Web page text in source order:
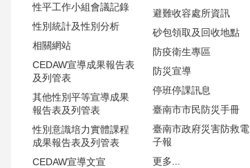
性平工作小組會議記錄
性別統計及性別分析
相關網站
CEDAW宣導成果報告表
及列管表
其他性別平等宣導成果
報告表及列管表
性別意識培力實體課程
成果報告表及列管表
CEDAW宣導文宣
避難收容處所資訊
砂包領取及回收地點
防疫衛生專區
防災宣導
停班停課訊息
臺南市市民防災手冊
臺南市政府災害防救電
子報
更多...